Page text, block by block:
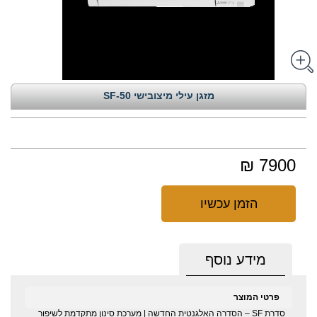
מזגן עילי מיצובישי SF-50
7900 ₪
הזמן עכשיו
מידע נוסף
פרטי המוצר
סדרת SF – הסדרה האלגנטית החדשה | מערכת סינון מתקדמת לשיפור